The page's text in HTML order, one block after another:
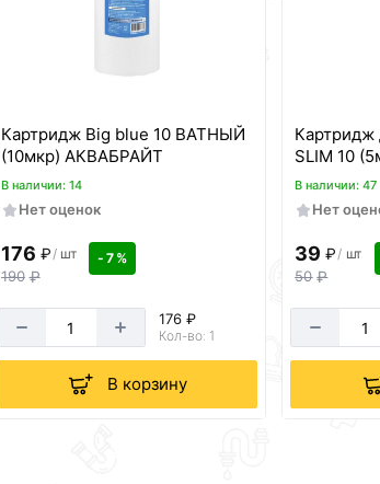
Картридж Big blue 10 ВАТНЫЙ
(10мкр) АКВАБРАЙТ
В наличии: 14
Нет оценок
176 ₽ / шт
190 ₽
- 7 %
176 ₽
Кол-во: 1
В корзину
Картридж
В наличии: 47
Нет
39 ₽ / шт
50 ₽